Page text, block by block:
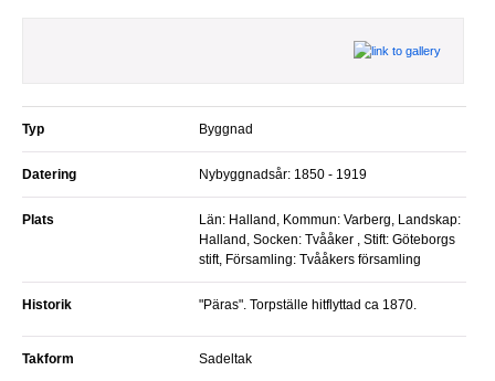
Typ Byggnad
Datering Nybyggnadsår: 1850 - 1919
Plats
Län: Halland, Kommun: Varberg, Landskap:
Halland, Socken: Tvååker , Stift: Göteborgs
stift, Församling: Tvååkers församling
Historik "Päras". Torpställe hitflyttad ca 1870.
Takform Sadeltak